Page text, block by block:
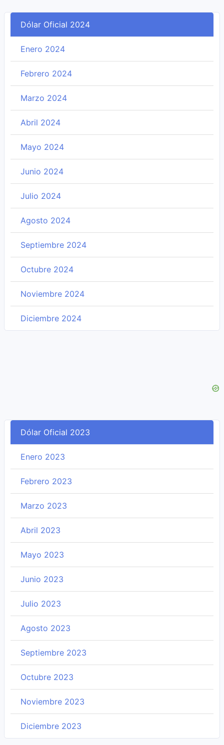
Dólar Oficial 2024
Enero 2024
Febrero 2024
Marzo 2024
Abril 2024
Mayo 2024
Junio 2024
Julio 2024
Agosto 2024
Septiembre 2024
Octubre 2024
Noviembre 2024
Diciembre 2024
Dólar Oficial 2023
Enero 2023
Febrero 2023
Marzo 2023
Abril 2023
Mayo 2023
Junio 2023
Julio 2023
Agosto 2023
Septiembre 2023
Octubre 2023
Noviembre 2023
Diciembre 2023